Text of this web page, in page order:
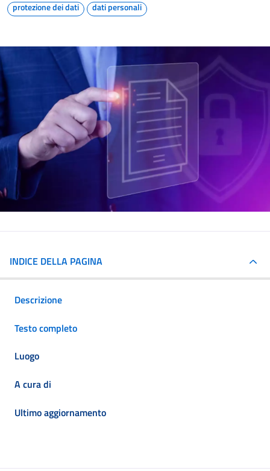
protezione dei dati dati personali
INDICE DELLA PAGINA
Descrizione
Testo completo
Luogo
A cura di
Ultimo aggiornamento